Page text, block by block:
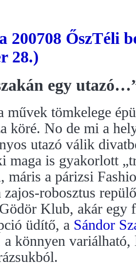
200708 ŐszTéli
28.)
egy
művek tömkelege
köré. No de mi a
utazó válik
maga is gyakorlott
máris a párizsi
zajos-robosztus
Klub, akár egy
üdítő, a Sándor
a könnyen